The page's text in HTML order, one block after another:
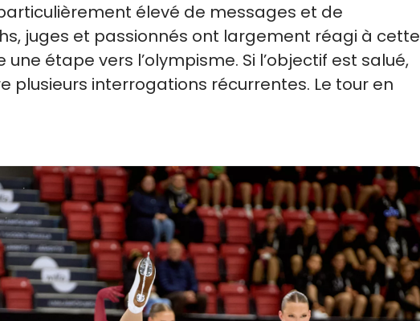
élevé de messages et de
juges et passionnés ont largement réagi à cette
étape vers l’olympisme. Si l’objectif est salué,
plusieurs interrogations récurrentes. Le tour en